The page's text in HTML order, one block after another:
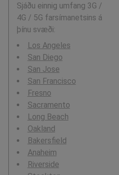
Sjáðu einnig umfang 3G /
4G / 5G farsímanetsins á
þínu svæði:
Los Angeles
San Diego
San Jose
San Francisco
Fresno
Sacramento
Long Beach
Oakland
Bakersfield
Anaheim
Riverside